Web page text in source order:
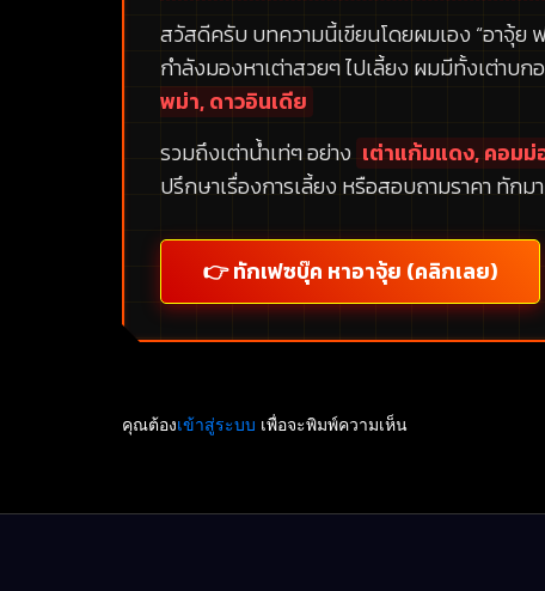
สวัสดีครับ บทความนี้เขียนโดยผมเอง “อาจุ้ย
กำลังมองหาเต่าสวยๆ ไปเลี้ยง ผมมีทั้งเต่าบก
พม่า, ดาวอินเดีย
รวมถึงเต่าน้ำเท่ๆ อย่าง เต่าแก้มแดง, คอม
ปรึกษาเรื่องการเลี้ยง หรือสอบถามราคา ทัก
👉 ทักเฟซบุ๊ค หาอาจุ้ย (คลิกเลย)
คุณต้องเข้าสู่ระบบ เพื่อจะพิมพ์ความเห็น